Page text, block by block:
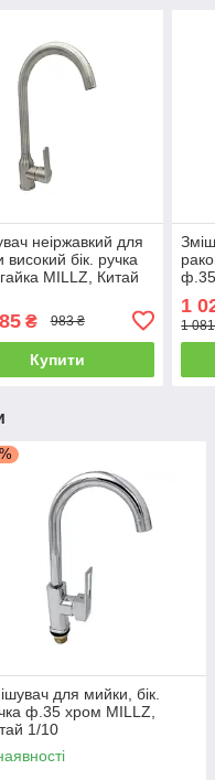
неіржавкий для
високий бік. ручка
MILLZ, Китай
₴ 983 ₴
Купити
ф.35
1
1
для мийки, бік.
ф.35 хром MILLZ,
1/10